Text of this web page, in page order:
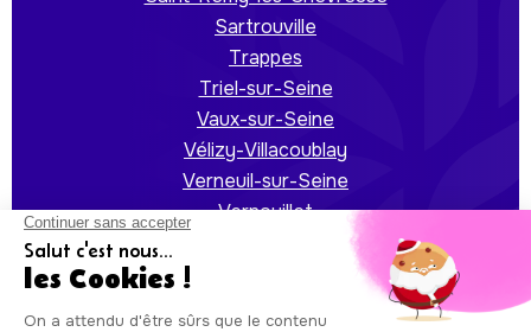
Sartrouville
Trappes
Triel-sur-Seine
Vaux-sur-Seine
Vélizy-Villacoublay
Verneuil-sur-Seine
Vernouillet
Villennes-sur-Seine